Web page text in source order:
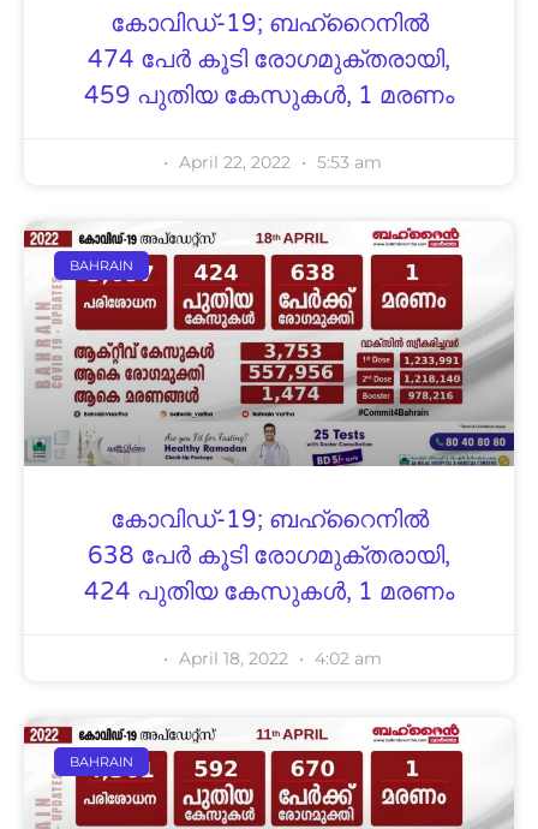
കോവിഡ്-19; ബഹ്റൈനിൽ
474 പേർ കൂടി രോഗമുക്തരായി,
459 പുതിയ കേസുകൾ, 1 മരണം
April 22, 2022 5:53 am
BAHRAIN
കോവിഡ്-19; ബഹ്റൈനിൽ
638 പേർ കൂടി രോഗമുക്തരായി,
424 പുതിയ കേസുകൾ, 1 മരണം
April 18, 2022 4:02 am
BAHRAIN